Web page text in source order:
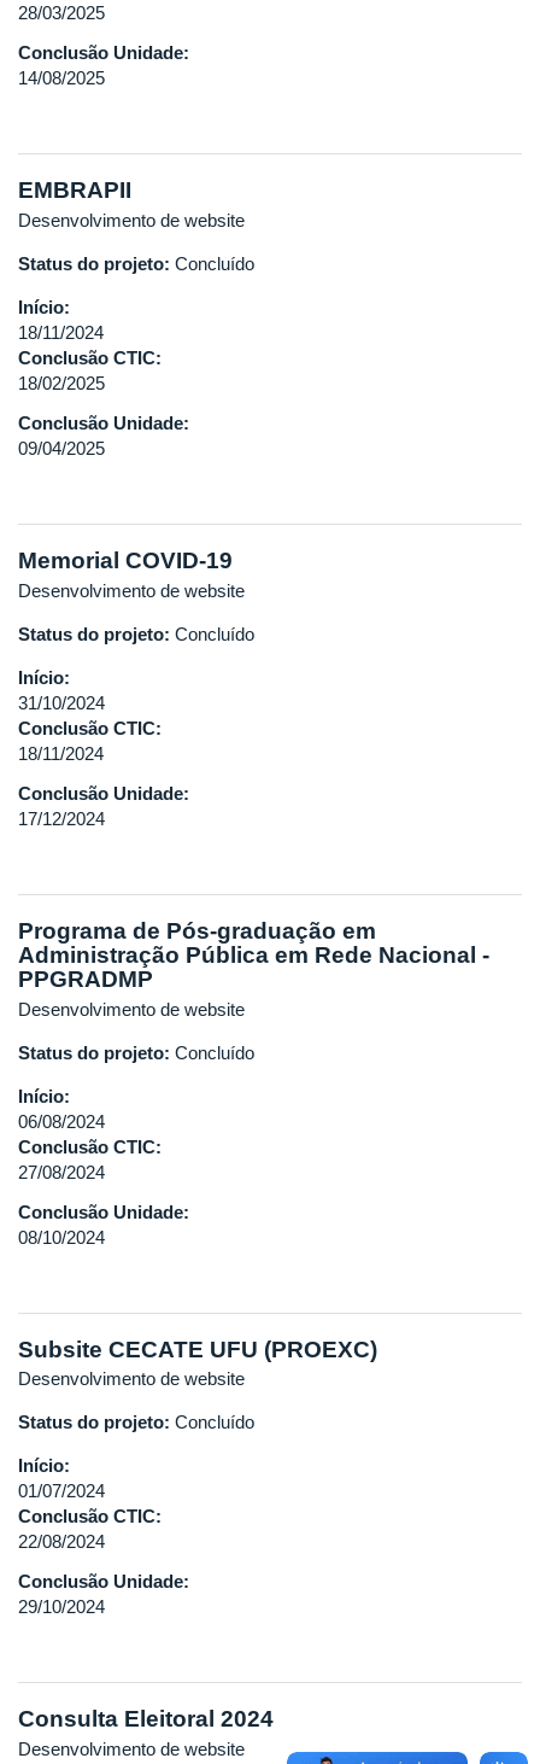
28/03/2025
Conclusão Unidade:
14/08/2025
EMBRAPII
Desenvolvimento de website
Status do projeto: Concluído
Início:
18/11/2024
Conclusão CTIC:
18/02/2025
Conclusão Unidade:
09/04/2025
Memorial COVID-19
Desenvolvimento de website
Status do projeto: Concluído
Início:
31/10/2024
Conclusão CTIC:
18/11/2024
Conclusão Unidade:
17/12/2024
Programa de Pós-graduação em
Administração Pública em Rede Nacional -
PPGRADMP
Desenvolvimento de website
Status do projeto: Concluído
Início:
06/08/2024
Conclusão CTIC:
27/08/2024
Conclusão Unidade:
08/10/2024
Subsite CECATE UFU (PROEXC)
Desenvolvimento de website
Status do projeto: Concluído
Início:
01/07/2024
Conclusão CTIC:
22/08/2024
Conclusão Unidade:
29/10/2024
Consulta Eleitoral 2024
Desenvolvimento de website